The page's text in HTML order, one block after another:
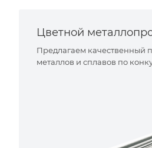
Цветной
Предлагаем качественный
металлов и сплавов по